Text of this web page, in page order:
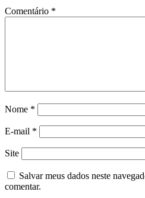
Comentário *
Nome *
E-mail *
Site
Salvar meus dados neste
comentar.